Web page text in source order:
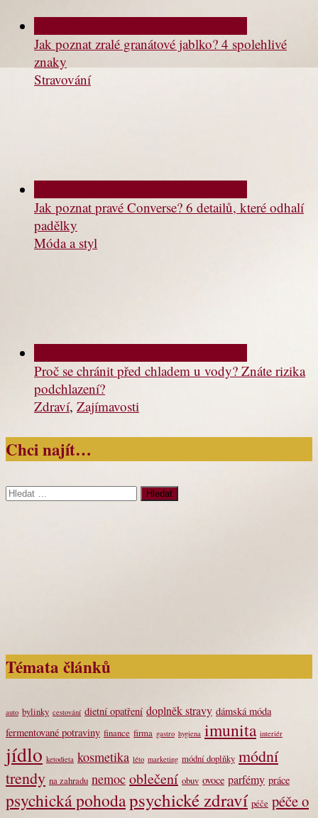
Jak poznat zralé granátové jablko? 4 spolehlivé
znaky
Stravování
Jak poznat pravé Converse? 6 detailů, které odhalí
padělky
Móda a styl
Proč se chránit před chladem u vody? Znáte rizika
podchlazení?
Zdraví, Zajímavosti
Chci najít…
Vyhledávání
Témata článků
auto bylinky cestování dietní opatření doplněk stravy dámská móda
fermentované potraviny finance firma gastro hygiena imunita interiér
jídlo ketodieta kosmetika léto marketing módní doplňky módní
trendy na zahradu nemoc oblečení obuv ovoce parfémy práce
psychická pohodapsychické zdraví péče péče o